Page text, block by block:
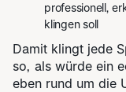
professionell,
klingen soll
Damit klingt jede
so, als würde ein
eben rund um die